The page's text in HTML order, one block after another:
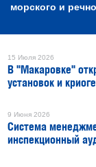
морского и
15 Июля 2026
В "Макаровке"
установок и
9 Июня 2026
Система
инспекционный